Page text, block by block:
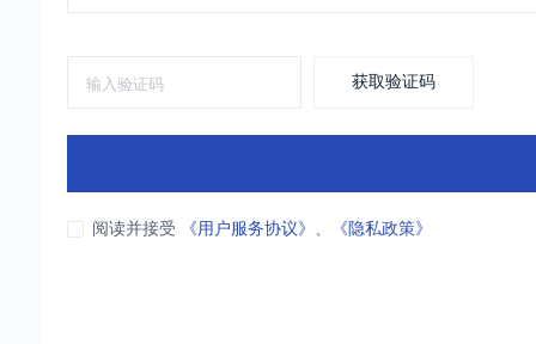
获取验证码
阅读并接受 《用户服务协议》 、 《隐私政策》